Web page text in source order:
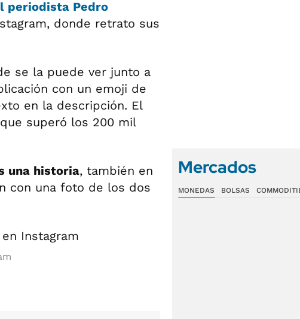
periodista Pedro
donde retrato sus
se la puede ver junto a
con un emoji de
en la descripción. El
superó los 200 mil
una historia, también en
con una foto de los dos
Mercados
MONEDAS BOLSAS